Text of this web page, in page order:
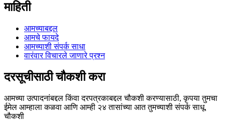
माहिती
आमच्याबद्दल
आमचे फायदे
आमच्याशी संपर्क साधा
वारंवार विचारले जाणारे प्रश्न
दरसूचीसाठी चौकशी करा
आमच्या उत्पादनांबद्दल किंवा दरपत्रकाबद्दल चौकशी करण्यासाठी, कृपया तुमचा
ईमेल आम्हाला कळवा आणि आम्ही २४ तासांच्या आत तुमच्याशी संपर्क साधू.
चौकशी